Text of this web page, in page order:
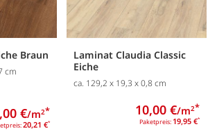
Braun
cm
20,21 €*
€/m2*
Laminat Claudia Classic
Eiche
ca. 129,2 x 19,3 x 0,8 cm
Paketpreis: 19,95 €*
10,00 €/m2*